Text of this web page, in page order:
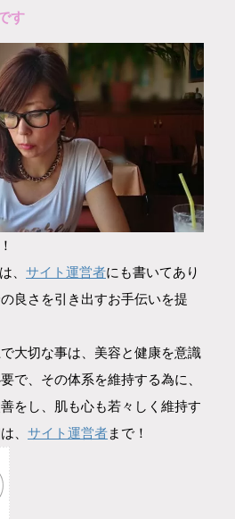
す
、 サイト運営者にも書いてあり
良さを引き出すお手伝いを提
大切な事は、美容と健康を意識
で、その体系を維持する為に、
をし、肌も心も若々しく維持す
、 サイト運営者まで！